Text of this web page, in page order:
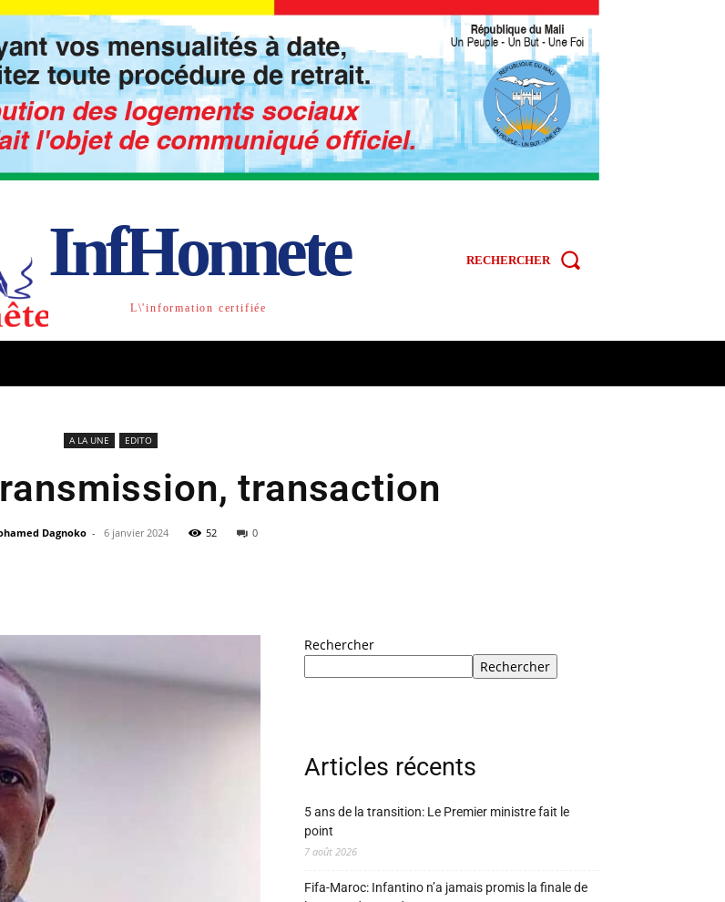
InfHonnete
L\'information certifiée
RECHERCHER
A LA UNE EDITO
transaction
Dagnoko - 6 janvier 2024 52 0
Rechercher
Rechercher
Articles récents
5 ans de la transition: Le Premier ministre fait le
point
7 août 2026
Fifa-Maroc: Infantino n’a jamais promis la finale de